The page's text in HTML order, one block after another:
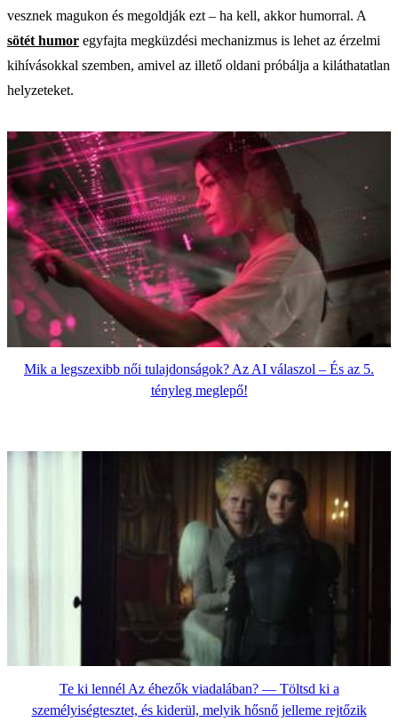
vesznek magukon és megoldják ezt – ha kell, akkor humorral. A
sötét humor egyfajta megküzdési mechanizmus is lehet az érzelmi
kihívásokkal szemben, amivel az illető oldani próbálja a kiláthatatlan
helyzeteket.
Mik a legszexibb női tulajdonságok? Az AI válaszol – És az 5.
tényleg meglepő!
Te ki lennél Az éhezők viadalában? — Töltsd ki a
személyiségtesztet, és kiderül, melyik hősnő jelleme rejtőzik